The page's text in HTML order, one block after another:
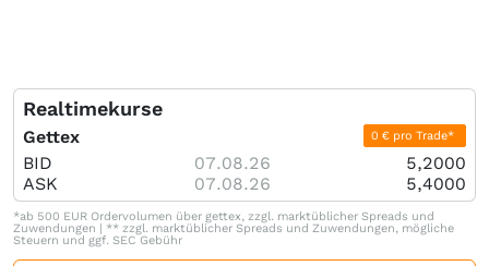
Realtimekurse
Gettex 0 € pro Trade*
BID 07.08.26
5,2000
ASK
07.08.26 5,4000
*ab 500 EUR Ordervolumen über gettex, zzgl. marktüblicher Spreads und
Zuwendungen | ** zzgl. marktüblicher Spreads und Zuwendungen, mögliche
Steuern und ggf. SEC Gebühr